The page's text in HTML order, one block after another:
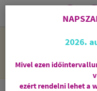
NAPSZARVAS SZÜNET:
i
2026.
Mivel ezen
ezért rendelni lehet a